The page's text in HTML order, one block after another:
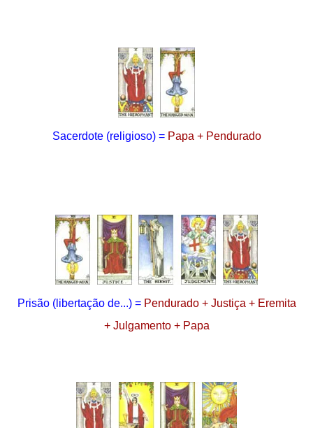
Sacerdote (religioso) = Papa + Pendurado
Prisão (libertação de...) = Pendurado + Justiça + Eremita
+ Julgamento + Papa